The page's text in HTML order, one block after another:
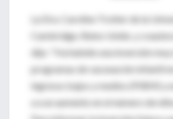
La Dra. Caroline Trotter de la
Cambridge, Reino Unido, y
dijo: "Ha habido una inversión muy
programas de vacunación infantil
ingresos bajos y medios (PIBM) y
a a un aumento en el número de